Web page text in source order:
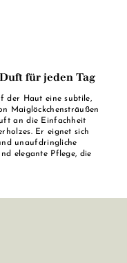
für jeden Tag
der Haut eine subtile,
Maiglöckchensträußen
an die Einfachheit
Er eignet sich
unaufdringliche
elegante Pflege, die